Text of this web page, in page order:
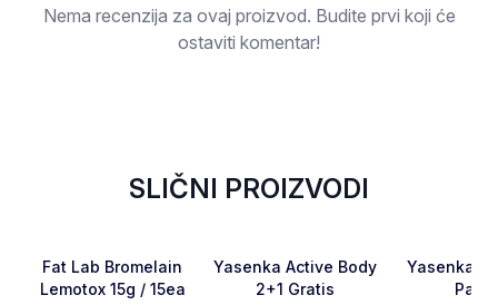
Nema recenzija za ovaj proizvod. Budite prvi koji će
ostaviti komentar!
SLIČNI PROIZVODI
Favorite
Fat Lab Bromelain
Lemotox 15g / 15ea
BESPLATNA Favorite
Yasenka Active Body
2+1 Gratis
Yasenka
Paket